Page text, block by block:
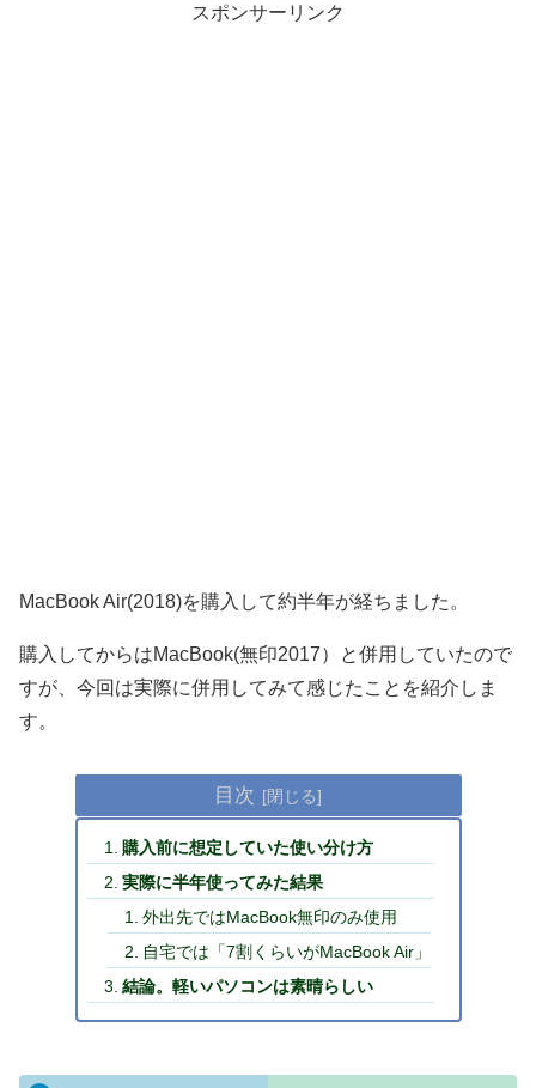
スポンサーリンク
MacBook Air(2018)を購入して約半年が経ちました。
購入してからはMacBook(無印2017）と併用していたので
すが、今回は実際に併用してみて感じたことを紹介しま
す。
目次
購入前に想定していた使い分け方
実際に半年使ってみた結果
外出先ではMacBook無印のみ使用
自宅では「7割くらいがMacBook Air」
結論。軽いパソコンは素晴らしい